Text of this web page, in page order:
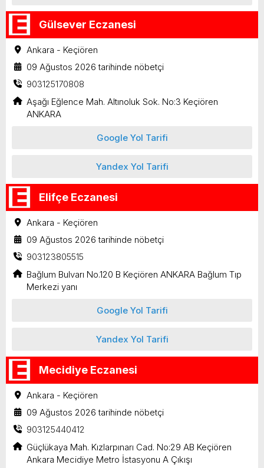
Gülsever Eczanesi
Ankara - Keçiören
09 Ağustos 2026 tarihinde nöbetçi
903125170808
Aşağı Eğlence Mah. Altınoluk Sok. No:3 Keçiören
ANKARA
Google Yol Tarifi
Yandex Yol Tarifi
Elifçe Eczanesi
Ankara - Keçiören
09 Ağustos 2026 tarihinde nöbetçi
903123805515
Bağlum Bulvarı No.120 B Keçiören ANKARA Bağlum Tıp
Merkezi yanı
Google Yol Tarifi
Yandex Yol Tarifi
Mecidiye Eczanesi
Ankara - Keçiören
09 Ağustos 2026 tarihinde nöbetçi
903125440412
Güçlükaya Mah. Kızlarpınarı Cad. No:29 AB Keçiören
Ankara Mecidiye Metro İstasyonu A Çıkışı